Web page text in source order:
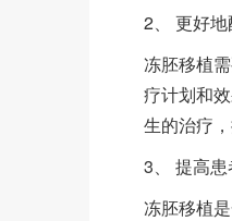
2、 更好
冻胚移植
疗计划和
生的治疗，
3、 提高
冻胚移植